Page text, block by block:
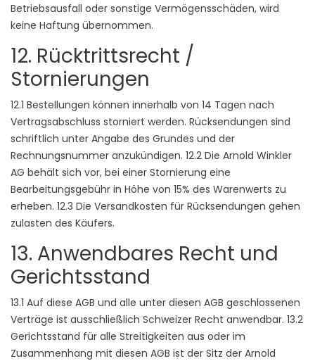
Betriebsausfall oder sonstige Vermögensschäden, wird
keine Haftung übernommen.
12. Rücktrittsrecht /
Stornierungen
12.1 Bestellungen können innerhalb von 14 Tagen nach
Vertragsabschluss storniert werden. Rücksendungen sind
schriftlich unter Angabe des Grundes und der
Rechnungsnummer anzukündigen. 12.2 Die Arnold Winkler
AG behält sich vor, bei einer Stornierung eine
Bearbeitungsgebühr in Höhe von 15% des Warenwerts zu
erheben. 12.3 Die Versandkosten für Rücksendungen gehen
zulasten des Käufers.
13. Anwendbares Recht und
Gerichtsstand
13.1 Auf diese AGB und alle unter diesen AGB geschlossenen
Verträge ist ausschließlich Schweizer Recht anwendbar. 13.2
Gerichtsstand für alle Streitigkeiten aus oder im
Zusammenhang mit diesen AGB ist der Sitz der Arnold